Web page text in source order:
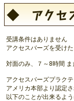
◆ アクセ
受講条件はありません
アクセスバーズを受け
対面のみ、７～8時間
アクセスバーズプラク
アメリカ本部より認定
以下のことが出来るよ